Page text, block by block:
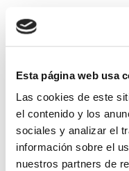
Esta página web usa
Las cookies de este
el contenido y los
sociales y analizar el
información sobre el
nuestros partners de